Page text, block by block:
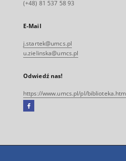
(+48) 81 537 58 93
E-Mail
j.startek@umcs.pl
u.zielinska@umcs.pl
Odwiedź nas!
https://www.umcs.pl/pl/biblioteka.htm
Facebook
się